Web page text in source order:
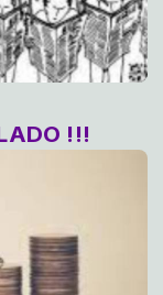
!!!